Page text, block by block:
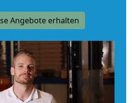
Angebote erhalten